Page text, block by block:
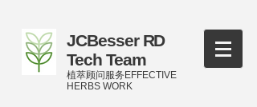
JCBesser RD
Tech Team
植萃顾问服务EFFECTIVE
HERBS WORK